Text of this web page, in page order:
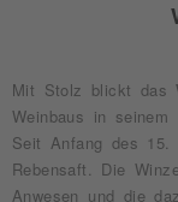
Mit Stolz blickt das
Weinbaus in
Seit Anfang des 15.
Rebensaft. Die
Anwesen und die